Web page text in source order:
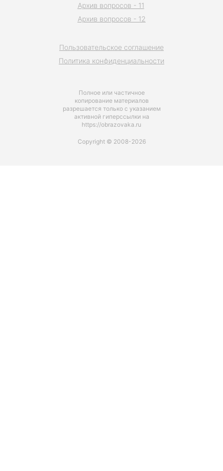
Полное или частичное
копирование материалов
разрешается только с указанием
активной гиперссылки на
https://obrazovaka.ru
Пользовательское соглашение
Политика конфиденциальности
Архив вопросов - 11
Архив вопросов - 12
Copyright © 2008-2026